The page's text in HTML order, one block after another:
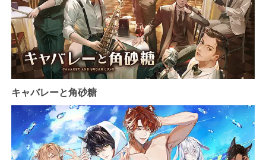
キャバレーと角砂糖